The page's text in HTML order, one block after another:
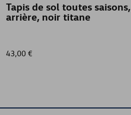
GOLF VARIANT
Tapis de sol toutes saisons,
arrière, noir titane
43,00 €